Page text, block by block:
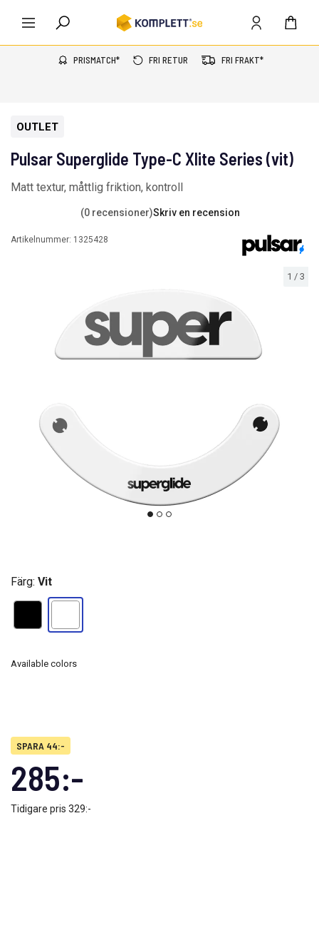
PRISMATCH* FRI RETUR FRI FRAKT*
1 / 3
OUTLET
Pulsar Superglide Type-C Xlite Series (vit)
Matt textur, måttlig friktion, kontroll
(0 recensioner)Skriv en recension
Artikelnummer: 1325428
SPARA 44:-
285:-
Tidigare pris 329:-
Färg: Vit
Available colors